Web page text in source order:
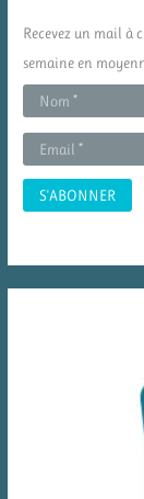
:
Recevez un mail à
semaine en